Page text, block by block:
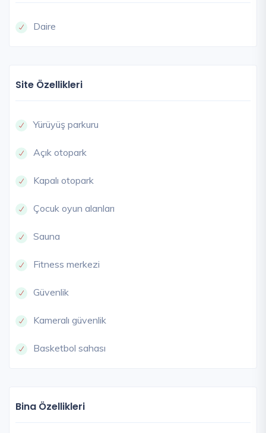
Daire
Site Özellikleri
Yürüyüş parkuru
Açık otopark
Kapalı otopark
Çocuk oyun alanları
Sauna
Fitness merkezi
Güvenlik
Kameralı güvenlik
Basketbol sahası
Bina Özellikleri